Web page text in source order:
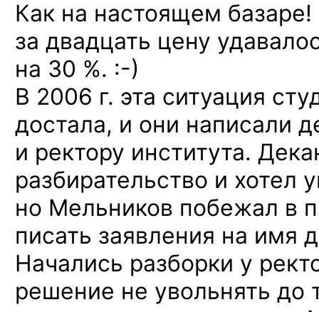
Как на настоящем базаре!
за двадцать цену
на 30 %. :-)
В 2006 г. эта ситуация
достала, и они написали
и ректору института.
разбирательство и хотел
но Мельников побежал в
писать заявления на имя
Начались разборки у
решение не увольнять до